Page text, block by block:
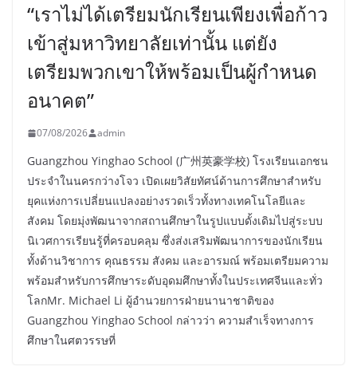
“เราไม่ได้เตรียมนักเรียนเพียงเพื่อก้าว
เข้าสู่มหาวิทยาลัยเท่านั้น แต่ยัง
เตรียมพวกเขาให้พร้อมเป็นผู้กำหนด
อนาคต”
07/08/2026 admin
Guangzhou Yinghao School (广州英豪学校) โรงเรียนเอกชน
ประจำในนครกว่างโจว เปิดเผยวิสัยทัศน์ด้านการศึกษาสำหรับ
ยุคแห่งการเปลี่ยนแปลงอย่างรวดเร็วทั้งทางเทคโนโลยีและ
สังคม โดยมุ่งพัฒนาจากสถานศึกษาในรูปแบบดั้งเดิมไปสู่ระบบ
นิเวศการเรียนรู้ที่ครอบคลุม ซึ่งส่งเสริมพัฒนาการของนักเรียน
ทั้งด้านวิชาการ คุณธรรม สังคม และอารมณ์ พร้อมเตรียมความ
พร้อมสำหรับการศึกษาระดับอุดมศึกษาทั้งในประเทศจีนและทั่ว
โลกMr. Michael Li ผู้อำนวยการฝ่ายนานาชาติของ
Guangzhou Yinghao School กล่าวว่า ความสำเร็จทางการ
ศึกษาในศตวรรษที่